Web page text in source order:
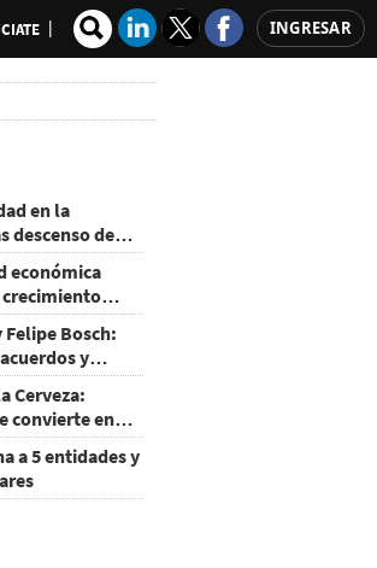
INGRESAR
en la
descenso de
Fuego
económica
crecimiento
Bosch:
y
Cerveza:
convierte en
a 5 entidades y